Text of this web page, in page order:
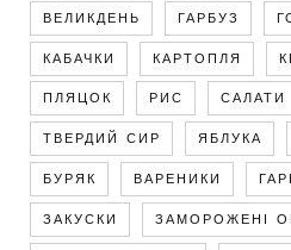
ВЕЛИКДЕНЬ ГАРБУЗ
КАБАЧКИ КАРТОПЛЯ
ПЛЯЦОК РИС САЛАТИ
ТВЕРДИЙ СИР ЯБЛУКА
БУРЯК ВАРЕНИКИ
ЗАКУСКИ ЗАМОРОЖЕНІ